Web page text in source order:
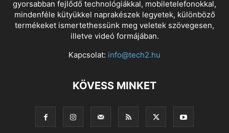
gyorsabban fejlődő technológiákkal, mobiletelefonokkal,
mindenféle kütyükkel naprakészek legyetek, különböző
termékeket ismertethessünk meg veletek szövegesen,
illetve videó formájában.
Kapcsolat: info@tech2.hu
KÖVESS MINKET